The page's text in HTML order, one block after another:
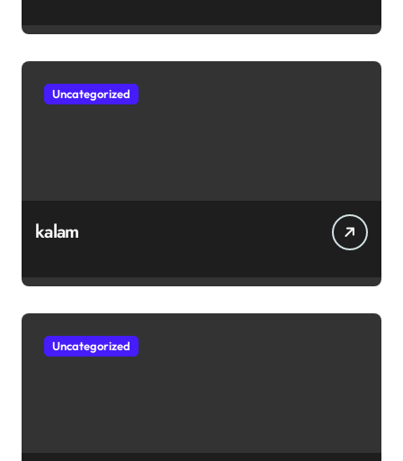
ஊக்கமளிக்கும் வாசகங்கள்
Uncategorized
kalam
Uncategorized